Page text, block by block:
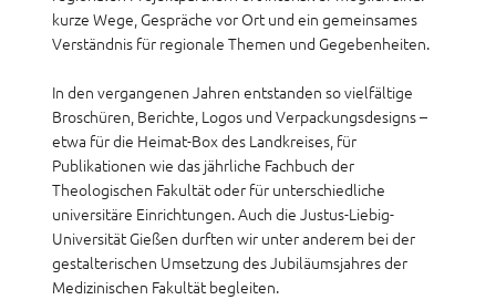
kurze Wege, Gespräche vor Ort und ein gemeinsames
Verständnis für regionale Themen und Gegebenheiten.
In den vergangenen Jahren entstanden so vielfältige
Broschüren, Berichte, Logos und Verpackungsdesigns –
etwa für die Heimat-Box des Landkreises, für
Publikationen wie das jährliche Fachbuch der
Theologischen Fakultät oder für unterschiedliche
universitäre Einrichtungen. Auch die Justus-Liebig-
Universität Gießen durften wir unter anderem bei der
gestalterischen Umsetzung des Jubiläumsjahres der
Medizinischen Fakultät begleiten.